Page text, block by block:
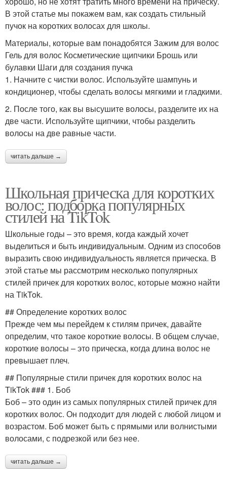
В этой статье мы покажем вам, как создать стильный
пучок на коротких волосах для школы.
Материалы, которые вам понадобятся Зажим для волос
Гель для волос Косметические щипчики Брошь или
булавки Шаги для создания пучка
1. Начните с чистки волос. Используйте шампунь и
кондиционер, чтобы сделать волосы мягкими и гладкими.
2. После того, как вы высушите волосы, разделите их на
две части. Используйте щипчики, чтобы разделить
волосы на две равные части.
читать дальше →
Школьная прическа для коротких
волос: подборка популярных
стилей на TikTok
Школьные годы – это время, когда каждый хочет
выделиться и быть индивидуальным. Одним из способов
выразить свою индивидуальность является прическа. В
этой статье мы рассмотрим несколько популярных
стилей причек для коротких волос, которые можно найти
на TikTok.
## Определение коротких волос
Прежде чем мы перейдем к стилям причек, давайте
определим, что такое короткие волосы. В общем случае,
короткие волосы – это прическа, когда длина волос не
превышает плеч.
## Популярные стили причек для коротких волос на
TikTok ### 1. Боб
Боб – это один из самых популярных стилей причек для
коротких волос. Он подходит для людей с любой лицом и
возрастом. Боб может быть с прямыми или волнистыми
волосами, с подрезкой или без нее.
читать дальше →